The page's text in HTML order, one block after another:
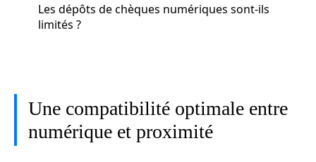
Les dépôts de chèques numériques sont-ils
limités ?
Une compatibilité optimale entre
numérique et proximité